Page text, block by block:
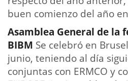
buen comienzo del año
Asamblea General de la
BIBM Se celebró en
junio, teniendo al día
conjuntas con ERMCO y